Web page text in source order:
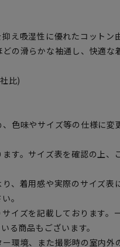
え吸湿性に優れたコットン
の滑らかな袖通し、快適な
比)
色味やサイズ等の仕様に変
す。サイズ表を確認の上、
、着用感や実際のサイズ表
。
イズを記載しております。
る商品もございます。
環境、また撮影時の室内外